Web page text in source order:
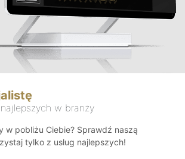
w branży
w pobliżu Ciebie? Sprawdź naszą
tylko z usług najlepszych!